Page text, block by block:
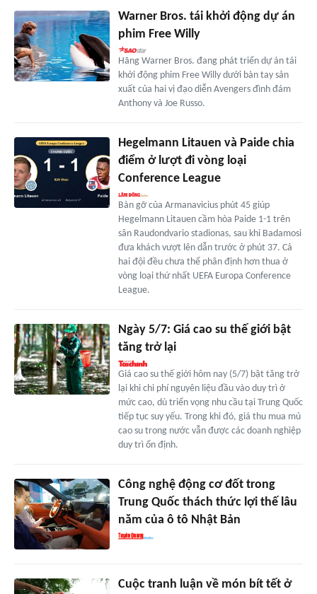
Warner Bros. tái khởi động dự án
phim Free Willy
Hãng Warner Bros. đang phát triển dự án tái
khởi động phim Free Willy dưới bàn tay sản
xuất của hai vị đạo diễn Avengers đình đám
Anthony và Joe Russo.
Hegelmann Litauen và Paide chia
điểm ở lượt đi vòng loại
Conference League
Bàn gỡ của Armanavicius phút 45 giúp
Hegelmann Litauen cầm hòa Paide 1-1 trên
sân Raudondvario stadionas, sau khi Badamosi
đưa khách vượt lên dẫn trước ở phút 37. Cả
hai đội đều chưa thể phân định hơn thua ở
vòng loại thứ nhất UEFA Europa Conference
League.
Ngày 5/7: Giá cao su thế giới bật
tăng trở lại
Giá cao su thế giới hôm nay (5/7) bật tăng trở
lại khi chi phí nguyên liệu đầu vào duy trì ở
mức cao, dù triển vọng nhu cầu tại Trung Quốc
tiếp tục suy yếu. Trong khi đó, giá thu mua mủ
cao su trong nước vẫn được các doanh nghiệp
duy trì ổn định.
Công nghệ động cơ đốt trong
Trung Quốc thách thức lợi thế lâu
năm của ô tô Nhật Bản
Cuộc tranh luận về món bít tết ở